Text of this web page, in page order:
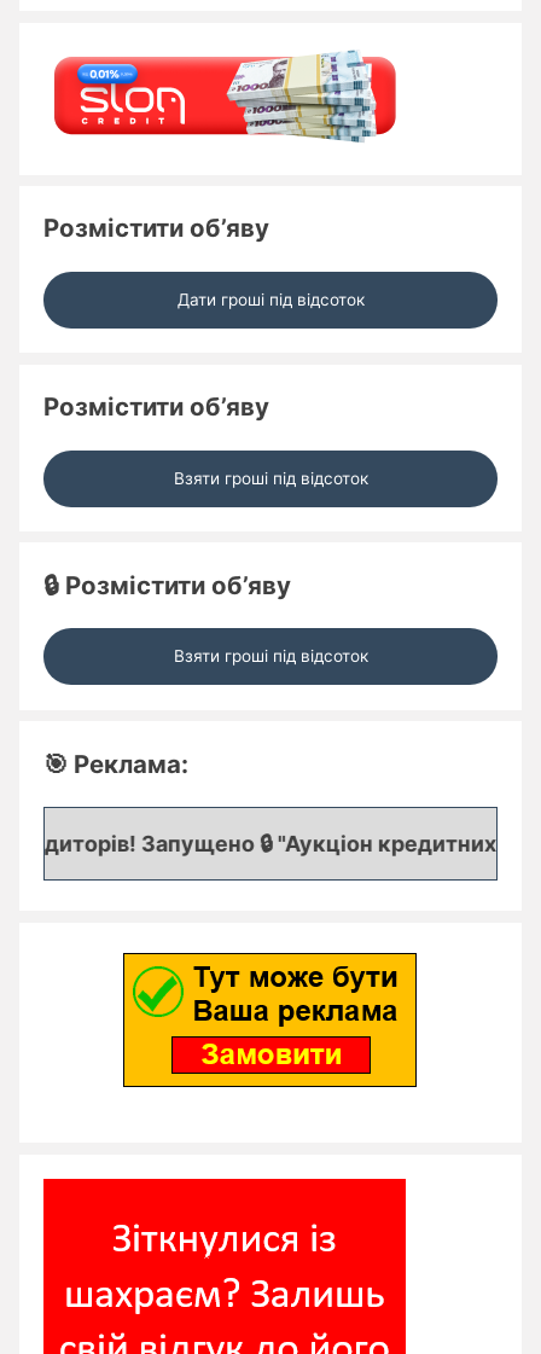
Розмістити об’яву
Дати гроші під відсоток
Розмістити об’яву
Взяти гроші під відсоток
🔒 Розмістити об’яву
Взяти гроші під відсоток
🎯 Реклама:
Запущено 🔒 "Аукціон кредитних